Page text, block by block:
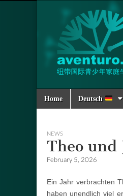
International
Reciprocal
Exchanges
for Children
Main
menu
Home Deutsch
NEWS
Theo und
February 5, 2026
Ein Jahr verbrachten
haben unendlich viel